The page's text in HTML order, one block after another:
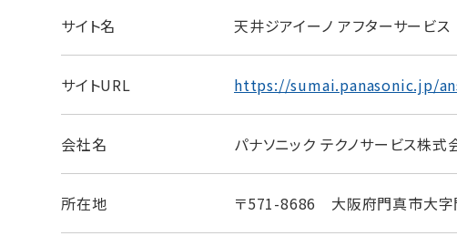
サイト名 天井ジアイーノ アフターサービス
サイトURL https://sumai.panasonic.jp/
会社名 パナソニック テクノサービス株式
所在地 〒571-8686 大阪府門真市大